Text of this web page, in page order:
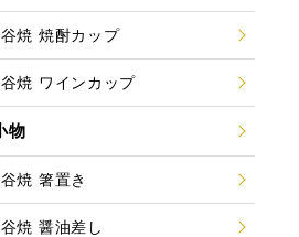
焼 焼酎カップ
焼 ワインカップ
物
焼 箸置き
焼 醤油差し